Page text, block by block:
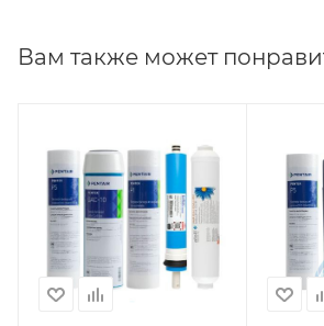
Вам также может